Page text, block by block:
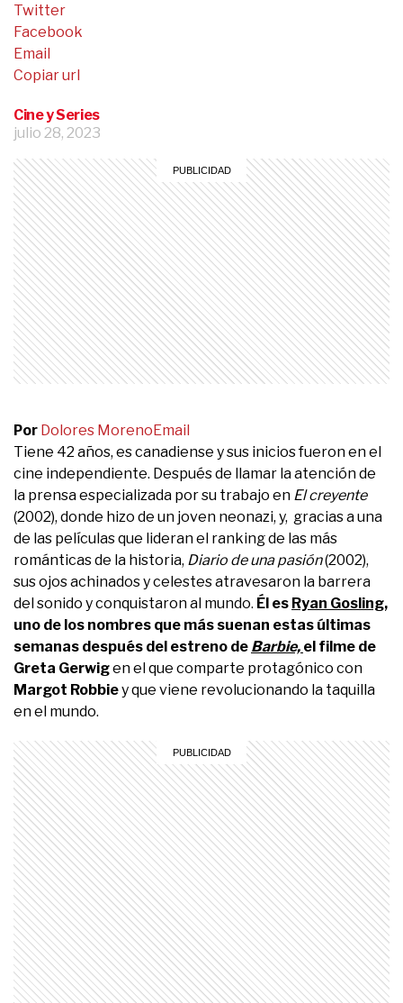
Cine y Series
julio 28, 2023
Twitter
Facebook
Email
Copiar url
Por Dolores MorenoEmail
Tiene 42 años, es canadiense y sus inicios fueron en el
cine independiente. Después de llamar la atención de
la prensa especializada por su trabajo en El creyente
(2002), donde hizo de un joven neonazi, y, gracias a una
de las películas que lideran el ranking de las más
románticas de la historia, Diario de una pasión(2002),
sus ojos achinados y celestes atravesaron la barrera
del sonido y conquistaron al mundo. Él es Ryan Gosling,
uno de los nombres que más suenan estas últimas
semanas después del estreno de Barbie, el filme de
Greta Gerwigen el que comparte protagónico con
Margot Robbiey que viene revolucionando la taquilla
en el mundo.